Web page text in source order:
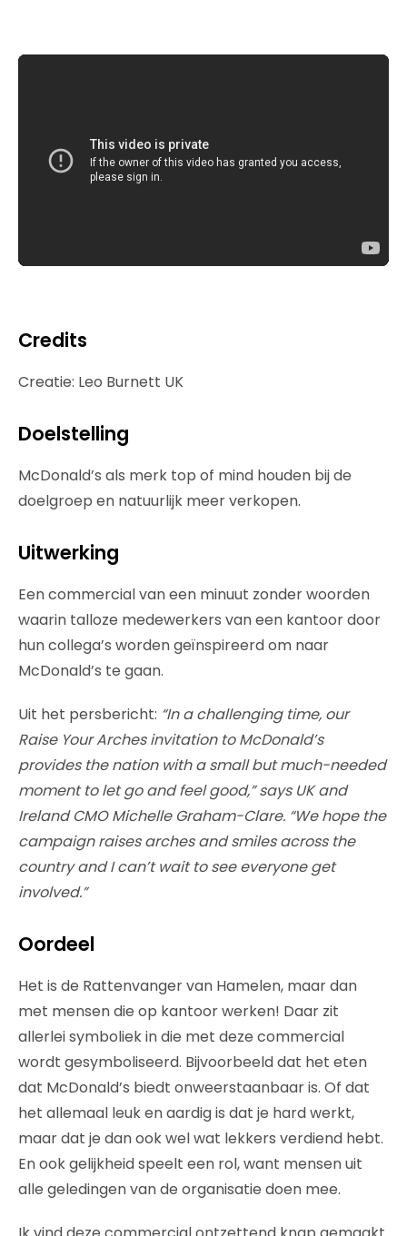
Credits
Creatie: Leo Burnett UK
Doelstelling
McDonald’s als merk top of mind houden bij de
doelgroep en natuurlijk meer verkopen.
Uitwerking
Een commercial van een minuut zonder woorden
waarin talloze medewerkers van een kantoor door
hun collega’s worden geïnspireerd om naar
McDonald’s te gaan.
Uit het persbericht: “In a challenging time, our
Raise Your Arches invitation to McDonald’s
provides the nation with a small but much-needed
moment to let go and feel good,” says UK and
Ireland CMO Michelle Graham-Clare. “We hope the
campaign raises arches and smiles across the
country and I can’t wait to see everyone get
involved.”
Oordeel
Het is de Rattenvanger van Hamelen, maar dan
met mensen die op kantoor werken! Daar zit
allerlei symboliek in die met deze commercial
wordt gesymboliseerd. Bijvoorbeeld dat het eten
dat McDonald’s biedt onweerstaanbaar is. Of dat
het allemaal leuk en aardig is dat je hard werkt,
maar dat je dan ook wel wat lekkers verdiend hebt.
En ook gelijkheid speelt een rol, want mensen uit
alle geledingen van de organisatie doen mee.